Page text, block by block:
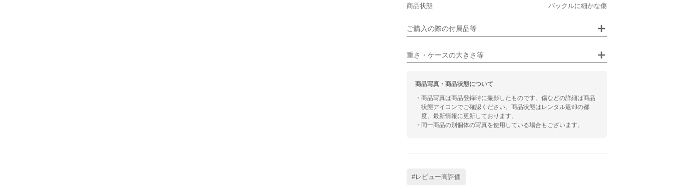
商品状態
バックルに細かな傷
ご購入の際の付属品等
重さ・ケースの大きさ等
カジュアル ビジネス
商品写真・商品状態について
・商品写真は商品登録時に撮影したものです。傷などの詳細は商品
状態アイコンでご確認ください。商品状態はレンタル返却の都
度、最新情報に更新しております。
・同一商品の別個体の写真を使用している場合もございます。
#レビュー高評価